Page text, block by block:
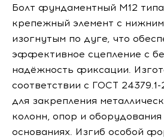
Болт фундаментный М12
крепежный элемент с
изогнутым по дуге, что
эффективное сцепление с
надёжность фиксации.
соответствии с ГОСТ
для закрепления
колонн, опор и
основаниях. Изгиб особой